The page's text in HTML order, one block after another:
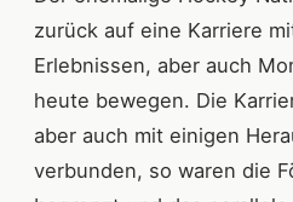
zurück auf eine Karriere
Erlebnissen, aber auch
heute bewegen. Die
aber auch mit einigen
verbunden, so waren die